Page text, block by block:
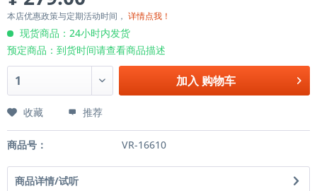
本店优惠政策与定期活动时间， 详情点我！
现货商品：24小时内发货
预定商品：到货时间请查看商品描述
加入 购物车
收藏 推荐
商品号： VR-16610
商品详情/试听